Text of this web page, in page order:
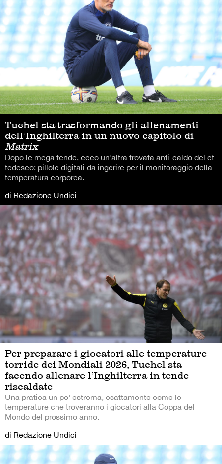
Tuchel sta trasformando gli allenamenti
dell’Inghilterra in un nuovo capitolo di
Matrix
Dopo le mega tende, ecco un'altra trovata anti-caldo del ct
tedesco: pillole digitali da ingerire per il monitoraggio della
temperatura corporea.
di Redazione Undici
Per preparare i giocatori alle temperature
torride dei Mondiali 2026, Tuchel sta
facendo allenare l’Inghilterra in tende
riscaldate
Una pratica un po' estrema, esattamente come le
temperature che troveranno i giocatori alla Coppa del
Mondo del prossimo anno.
di Redazione Undici